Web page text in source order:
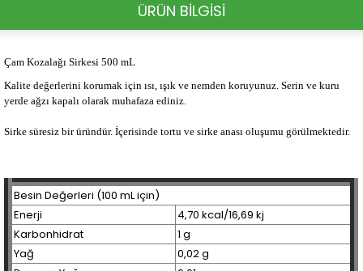
ÜRÜN BİLGİSİ
Çam Kozalağı Sirkesi 500 mL
Kalite değerlerini korumak için ısı, ışık ve nemden koruyunuz. Serin ve kuru
yerde ağzı kapalı olarak muhafaza ediniz.
Sirke süresiz bir üründür. İçerisinde tortu ve sirke anası oluşumu görülmektedir.
Besin Değerleri (100 mL için)
Enerji
4,70 kcal/16,69 kj
Karbonhidrat
1 g
Yağ
0,02 g